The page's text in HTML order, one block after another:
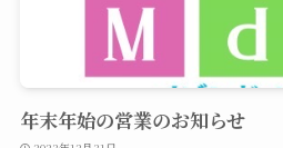
年末年始の営業のお知らせ